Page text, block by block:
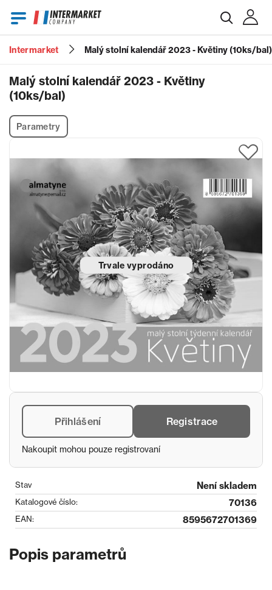
Heslo
Zapomenuté heslo?
Intermarket Malý stolní kalendář 2023 - Květiny (10ks/bal)
Malý stolní kalendář 2023 - Květiny
(10ks/bal)
Parametry
Trvale vyprodáno
Přihlášení Registrace
Nakoupit mohou pouze registrovaní
Stav Není skladem
Katalogové číslo: 70136
EAN: 8595672701369
Popis parametrů